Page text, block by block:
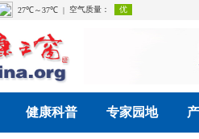
健康科普 专家园地